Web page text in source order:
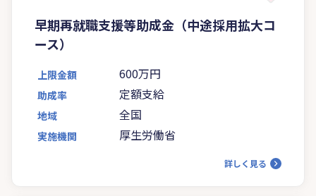
早期再就職支援等助成金（中途採用拡大コ
ース）
上限金額 600万円
助成率 定額支給
地域 全国
実施機関 厚生労働省
詳しく見る